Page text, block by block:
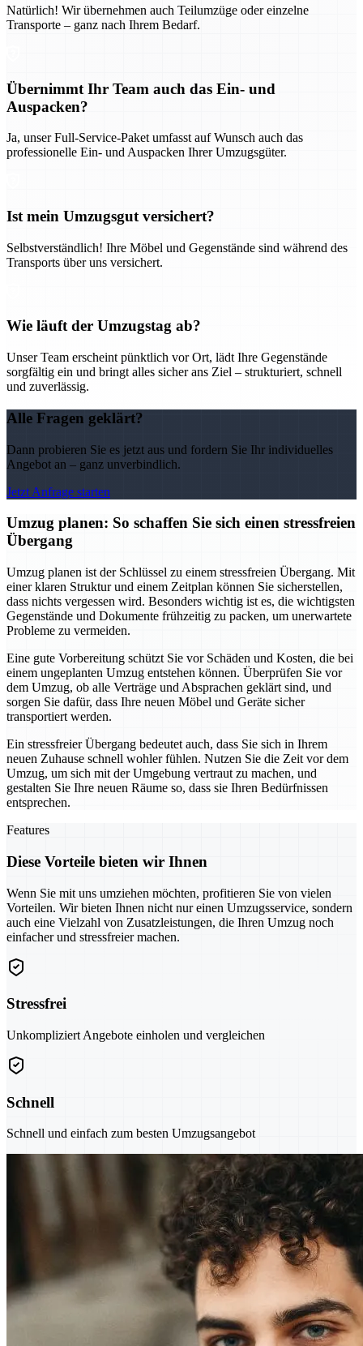
Natürlich! Wir übernehmen auch Teilumzüge oder einzelne
Transporte – ganz nach Ihrem Bedarf.
Übernimmt Ihr Team auch das Ein- und
Auspacken?
Ja, unser Full-Service-Paket umfasst auf Wunsch auch das
professionelle Ein- und Auspacken Ihrer Umzugsgüter.
Ist mein Umzugsgut versichert?
Selbstverständlich! Ihre Möbel und Gegenstände sind während des
Transports über uns versichert.
Wie läuft der Umzugstag ab?
Unser Team erscheint pünktlich vor Ort, lädt Ihre Gegenstände
sorgfältig ein und bringt alles sicher ans Ziel – strukturiert, schnell
und zuverlässig.
Alle Fragen geklärt?
Dann probieren Sie es jetzt aus und fordern Sie Ihr individuelles
Angebot an – ganz unverbindlich.
Jetzt Anfrage starten
Umzug planen: So schaffen Sie sich einen stressfreien
Übergang
Umzug planen ist der Schlüssel zu einem stressfreien Übergang. Mit
einer klaren Struktur und einem Zeitplan können Sie sicherstellen,
dass nichts vergessen wird. Besonders wichtig ist es, die wichtigsten
Gegenstände und Dokumente frühzeitig zu packen, um unerwartete
Probleme zu vermeiden.
Eine gute Vorbereitung schützt Sie vor Schäden und Kosten, die bei
einem ungeplanten Umzug entstehen können. Überprüfen Sie vor
dem Umzug, ob alle Verträge und Absprachen geklärt sind, und
sorgen Sie dafür, dass Ihre neuen Möbel und Geräte sicher
transportiert werden.
Ein stressfreier Übergang bedeutet auch, dass Sie sich in Ihrem
neuen Zuhause schnell wohler fühlen. Nutzen Sie die Zeit vor dem
Umzug, um sich mit der Umgebung vertraut zu machen, und
gestalten Sie Ihre neuen Räume so, dass sie Ihren Bedürfnissen
entsprechen.
Features
Diese Vorteile bieten wir Ihnen
Wenn Sie mit uns umziehen möchten, profitieren Sie von vielen
Vorteilen. Wir bieten Ihnen nicht nur einen Umzugsservice, sondern
auch eine Vielzahl von Zusatzleistungen, die Ihren Umzug noch
einfacher und stressfreier machen.
Stressfrei
Unkompliziert Angebote einholen und vergleichen
Schnell
Schnell und einfach zum besten Umzugsangebot